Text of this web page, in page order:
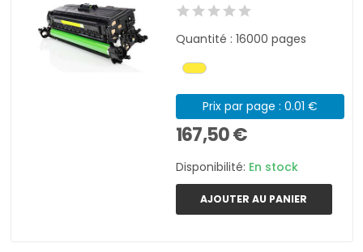
Quantité : 16000 pages
Prix par page : 0.01 €
167,50 €
Disponibilité: En stock
AJOUTER AU PANIER